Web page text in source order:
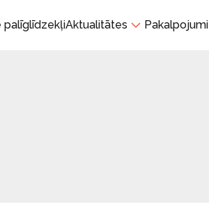
palīglīdzekļiAktualitātes Pakalpojumi